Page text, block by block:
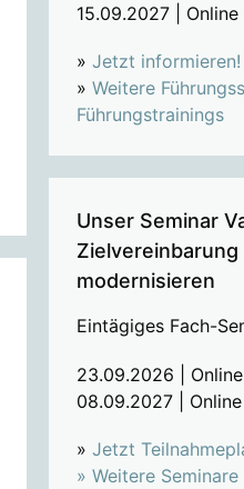
15.09.2027 | Online
» Jetzt informieren!
» Weitere
Führungstrainings
Unser Seminar
modernisieren
Eintägiges Fach-
23.09.2026 |
08.09.2027 |
» Jetzt
» Weitere